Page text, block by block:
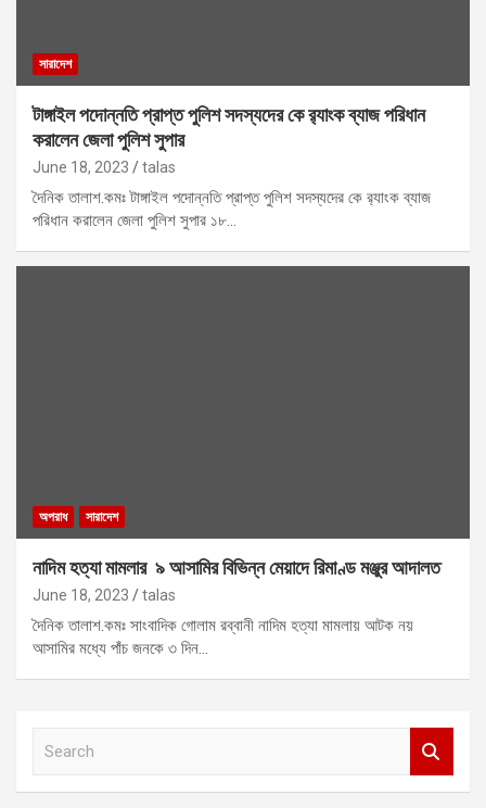
সারাদেশ
টাঙ্গাইল পদোন্নতি প্রাপ্ত পুলিশ সদস্যদের কে র‍্যাংক ব্যাজ পরিধান
করালেন জেলা পুলিশ সুপার
June 18, 2023 talas
দৈনিক তালাশ.কমঃ টাঙ্গাইল পদোন্নতি প্রাপ্ত পুলিশ সদস্যদের কে র‍্যাংক ব্যাজ
পরিধান করালেন জেলা পুলিশ সুপার ১৮…
অপরাধ সারাদেশ
নাদিম হত্যা মামলার ৯ আসামির বিভিন্ন মেয়াদে রিমাণ্ড মঞ্জুর আদালত
June 18, 2023 talas
দৈনিক তালাশ.কমঃ সাংবাদিক গোলাম রব্বানী নাদিম হত্যা মামলায় আটক নয়
আসামির মধ্যে পাঁচ জনকে ৩ দিন…